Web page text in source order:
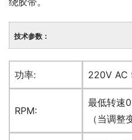
技术参数：
功率: 220V AC
RPM:
最低转速
（当调整